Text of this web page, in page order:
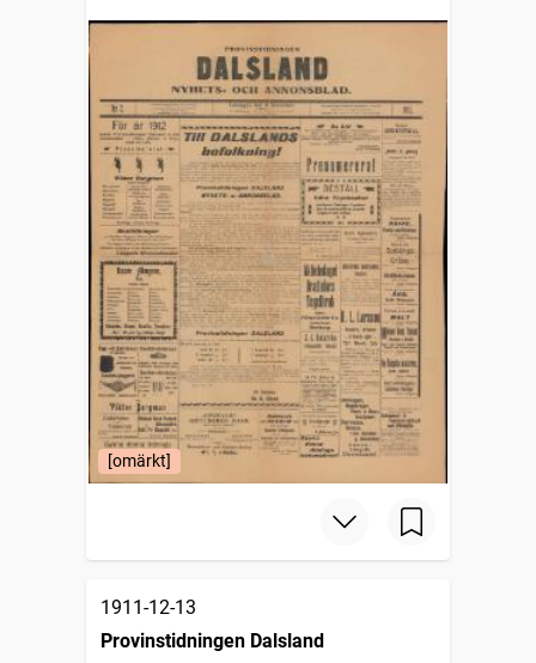
[omärkt]
1911-12-13
Provinstidningen Dalsland